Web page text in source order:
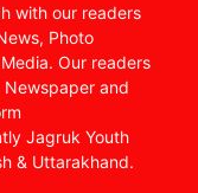
with our readers
Photo
Our readers
and
Jagruk Youth
& Uttarakhand.